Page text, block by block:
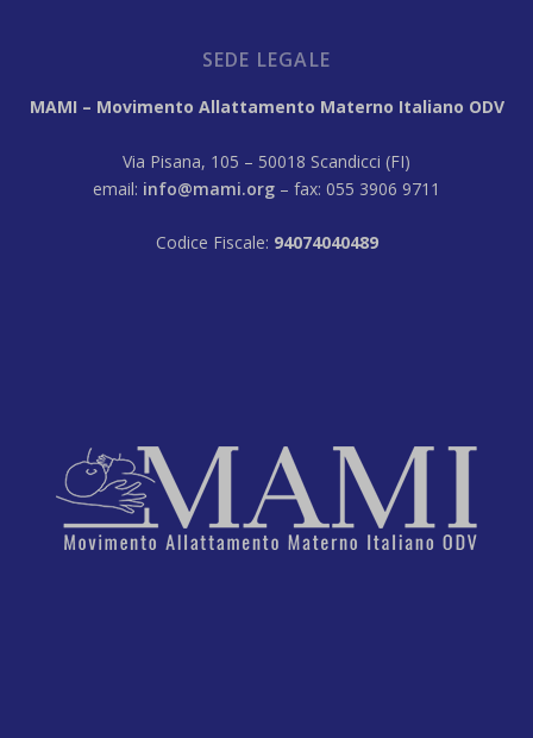
SEDE LEGALE
MAMI – Movimento Allattamento Materno Italiano ODV
Via Pisana, 105 – 50018 Scandicci (FI)
email: info@mami.org – fax: 055 3906 9711
Codice Fiscale: 94074040489